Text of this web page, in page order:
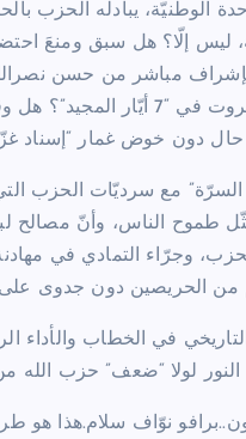
الوطنيّة، يبادله الحزب
ليس إلّا؟ هل سبق ومنعَ
بإشراف مباشر من حسن
كانت كافية لمنع
دون خوض غمار “إسناد غزّة”
مع سرديّات الحزب
طموح الناس، وأنّ
وجرّاء التمادي في
من الحريصين دون جدوى على
في الخطاب والأداء
لولا “ضعف” حزب الله
نوّاف سلام.هذا هو